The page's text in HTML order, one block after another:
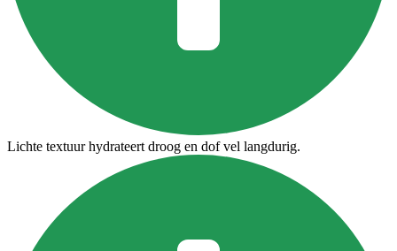
Lichte textuur hydrateert droog en dof vel langdurig.